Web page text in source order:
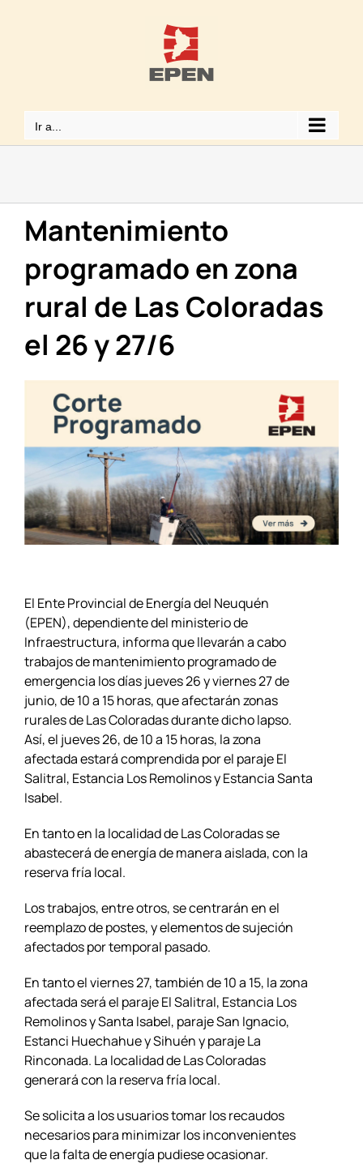
Ir a...
Mantenimiento
programado en zona
rural de Las Coloradas
el 26 y 27/6
El Ente Provincial de Energía del Neuquén
(EPEN), dependiente del ministerio de
Infraestructura, informa que llevarán a cabo
trabajos de mantenimiento programado de
emergencia los días jueves 26 y viernes 27 de
junio, de 10 a 15 horas, que afectarán zonas
rurales de Las Coloradas durante dicho lapso.
Así, el jueves 26, de 10 a 15 horas, la zona
afectada estará comprendida por el paraje El
Salitral, Estancia Los Remolinos y Estancia Santa
Isabel.
En tanto en la localidad de Las Coloradas se
abastecerá de energía de manera aislada, con la
reserva fría local.
Los trabajos, entre otros, se centrarán en el
reemplazo de postes, y elementos de sujeción
afectados por temporal pasado.
En tanto el viernes 27, también de 10 a 15, la zona
afectada será el paraje El Salitral, Estancia Los
Remolinos y Santa Isabel, paraje San Ignacio,
Estanci Huechahue y Sihuén y paraje La
Rinconada. La localidad de Las Coloradas
generará con la reserva fría local.
Se solicita a los usuarios tomar los recaudos
necesarios para minimizar los inconvenientes
que la falta de energía pudiese ocasionar.